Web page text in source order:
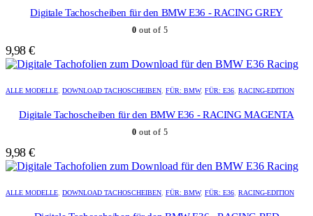
Digitale Tachoscheiben für den BMW E36 - RACING GREY
0 out of 5
9,98 €
ALLE MODELLE DOWNLOAD TACHOSCHEIBEN FÜR: BMW, FÜR: E36 RACING-EDITION
Digitale Tachoscheiben für den BMW E36 - RACING MAGENTA
0 out of 5
9,98 €
ALLE MODELLE DOWNLOAD TACHOSCHEIBEN FÜR: BMW, FÜR: E36 RACING-EDITION